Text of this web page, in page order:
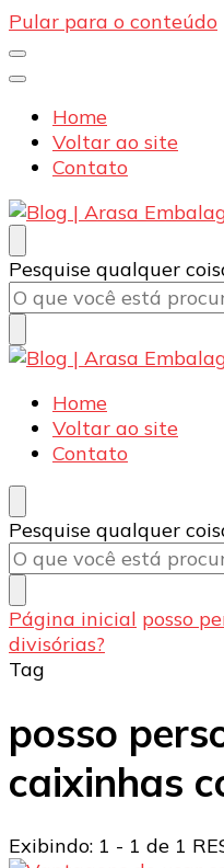
Pular para o conteúdo
Home
Voltar ao site
Contato
Blog | Arasa Embalagens
Confira conteúdos
doces e salgados.
qualidade Arasa. Leia
Procurando
algo?
Pesquise qualquer
Blog | Arasa Embalagens
Confira conteúdos
doces e salgados.
qualidade Arasa. Leia
Home
Voltar ao site
Contato
Procurando
algo?
Pesquise qualquer
Página inicial posso
divisórias?
Tag
posso
caixinhas
Exibindo: 1 - 1 de 1